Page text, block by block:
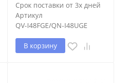
Срок поставки от 3х дней
Артикул
QV-I48FGE/QN-I48UGE
В корзину